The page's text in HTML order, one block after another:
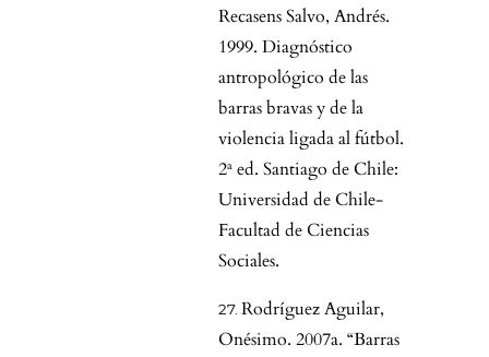
Recasens Salvo, Andrés.
1999. Diagnóstico
antropológico de las
barras bravas y de la
violencia ligada al fútbol.
2ª ed. Santiago de Chile:
Universidad de Chile-
Facultad de Ciencias
Sociales.
Rodríguez Aguilar,
Onésimo. 2007a. “Barras